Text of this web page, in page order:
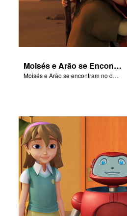
Moisés e Arão se Encontram no Deserto
Moisés e Arão se encontram no deserto.